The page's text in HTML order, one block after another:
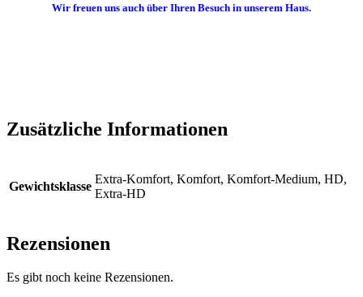
Wir freuen uns auch über Ihren Besuch in unserem Haus.
Zusätzliche Informationen
Gewichtsklasse
Extra-Komfort, Komfort, Komfort-Medium, HD,
Extra-HD
Rezensionen
Es gibt noch keine Rezensionen.